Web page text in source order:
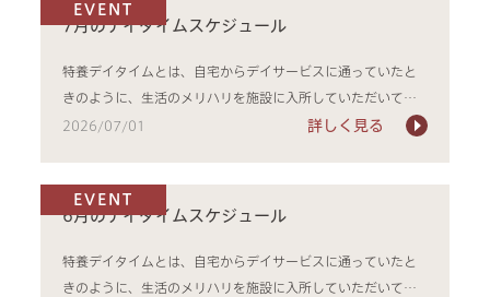
EVENT
7月のデイタイムスケジュール
特養デイタイムとは、自宅からデイサービスに通っていたと
きのように、生活のメリハリを施設に入所していただいてか
らも続けてい...
2026/07/01 詳しく見る
EVENT
6月のデイタイムスケジュール
特養デイタイムとは、自宅からデイサービスに通っていたと
きのように、生活のメリハリを施設に入所していただいてか